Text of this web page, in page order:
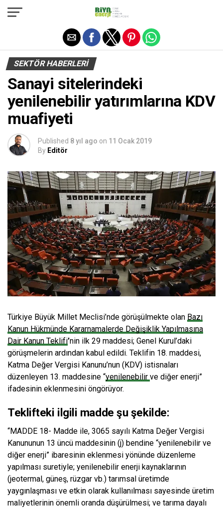
SEKTÖR HABERLERI
Sanayi sitelerindeki
yenilenebilir yatırımlarına KDV
muafiyeti
Published 8 yıl ago on 11 Ocak 2019
By Editör
Türkiye Büyük Millet Meclisi’nde görüşülmekte olan Bazı
Kanun Hükmünde Kararnamalerde Değişiklik Yapılmasına
Dair Kanun Teklifi’nin ilk 29 maddesi; Genel Kurul’daki
görüşmelerin ardından kabul edildi. Teklifin 18. maddesi,
Katma Değer Vergisi Kanunu’nun (KDV) istisnaları
düzenleyen 13. maddesine “yenilenebilir ve diğer enerji”
ifadesinin eklenmesini öngörüyor.
Teklifteki ilgili madde şu şekilde:
“MADDE 18- Madde ile, 3065 sayılı Katma Değer Vergisi
Kanununun 13 üncü maddesinin (j) bendine “yenilenebilir ve
diğer enerji” ibaresinin eklenmesi yönünde düzenleme
yapılması suretiyle; yenilenebilir enerji kaynaklarının
(jeotermal, güneş, rüzgar vb.) tarımsal üretimde
yaygınlaşması ve etkin olarak kullanılması sayesinde üretim
maliyetlerinin önemli oranda düşürülmesi; ve tarıma dayalı
Exit mobile version